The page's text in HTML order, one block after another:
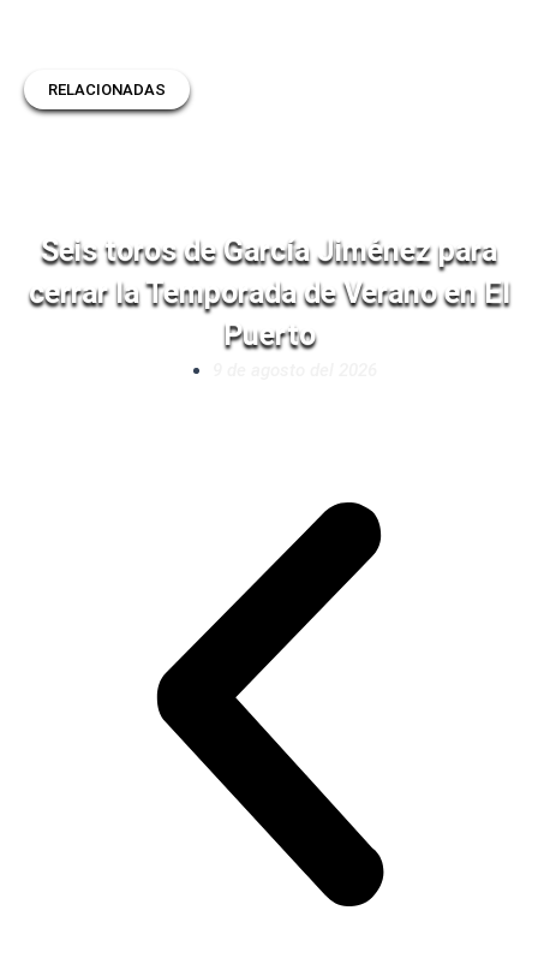
RELACIONADAS
Seis toros de García Jiménez para
cerrar la Temporada de Verano en El
Puerto